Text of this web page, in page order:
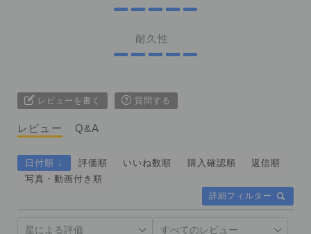
耐久性
レビューを書く 質問する
レビュー Q&A
詳細フィルター
日付順 ↓ 評価順 いいね数順 購入確認順
返信順
写真・動画付き順